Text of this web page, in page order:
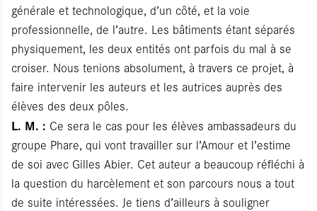
générale et technologique, d’un côté, et la voie
professionnelle, de l’autre. Les bâtiments étant séparés
physiquement, les deux entités ont parfois du mal à se
croiser. Nous tenions absolument, à travers ce projet, à
faire intervenir les auteurs et les autrices auprès des
élèves des deux pôles.
L. M. : Ce sera le cas pour les élèves ambassadeurs du
groupe Phare, qui vont travailler sur l’Amour et l’estime
de soi avec Gilles Abier. Cet auteur a beaucoup réfléchi à
la question du harcèlement et son parcours nous a tout
de suite intéressées. Je tiens d’ailleurs à souligner